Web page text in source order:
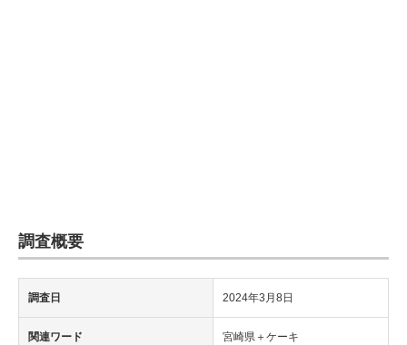
調査概要
調査日 2024年3月8日
関連ワード 宮崎県＋ケーキ